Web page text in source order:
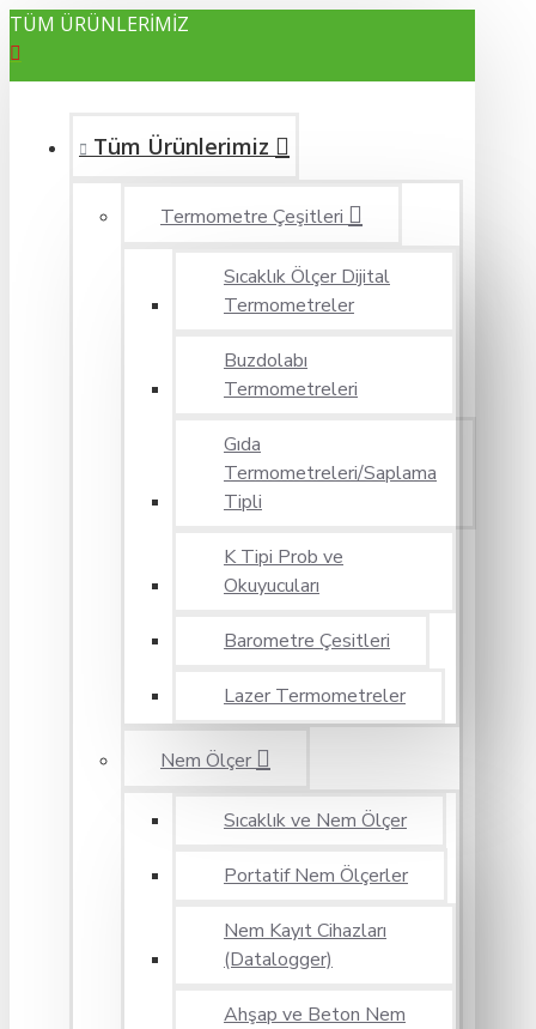
TÜM ÜRÜNLERİMİZ
Tüm Ürünlerimiz
Termometre Çeşitleri
Sıcaklık Ölçer Dijital
Termometreler
Buzdolabı
Termometreleri
Gıda
Termometreleri/Saplama
Tipli
K Tipi Prob ve
Okuyucuları
Barometre Çesitleri
Lazer Termometreler
Nem Ölçer
Sıcaklık ve Nem Ölçer
Portatif Nem Ölçerler
Nem Kayıt Cihazları
(Datalogger)
Ahşap ve Beton Nem